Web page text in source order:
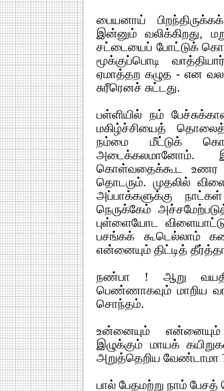
பையனாய்
இன்னும் வலிக்கிறது,
சட்டையைப் போட்டுக்
மூக்குப்பொடி
ஏமாத்தற கழுத - என
சுரீரெனச் சுட்டது.
பள்ளியில் நம்
மகிழ்ச்சியைத்
நம்மை மீட்டுக்
கொள்வதைக்கூட உணர
தொடரும். முதலில்
அப்பாக்களுக்கு
நெருக்கேம்
புள்ளையோட
பசங்கக் கூடெல்லாம்
என்னையும் திட்டித்
நண்பா ! ஆறு
பெண்ணாகவும் மாறிய
சொந்தம்.
உன்னையும் என்னையும்
இழுக்கும் மாயக்
அறுத்தெறிய வேண்டாமா
பால் பேதமற்று நாம் பேசத்